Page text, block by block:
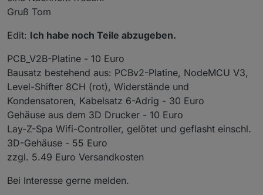
Nutze die PCB v1 Verdrahtung überprüft finde aber
keinen Fehler, Bild von@Rickmanüberprüft.
Hat noch jemand einen Tipp ?
Gruß Tom
Edit: Ich habe noch Teile abzugeben.
PCB_V2B-Platine - 10 Euro
Bausatz bestehend aus: PCBv2-Platine, NodeMCU V3,
Level-Shifter 8CH (rot), Widerstände und
Kondensatoren, Kabelsatz 6-Adrig - 30 Euro
Gehäuse aus dem 3D Drucker - 10 Euro
Lay-Z-Spa Wifi-Controller, gelötet und geflasht einschl.
3D-Gehäuse - 55 Euro
zzgl. 5.49 Euro Versandkosten
Bei Interesse gerne melden.